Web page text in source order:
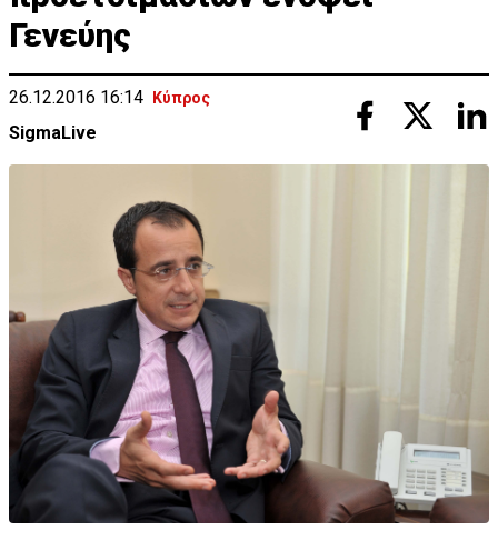
Γενεύης
26.12.2016 16:14 Κύπρος
SigmaLive